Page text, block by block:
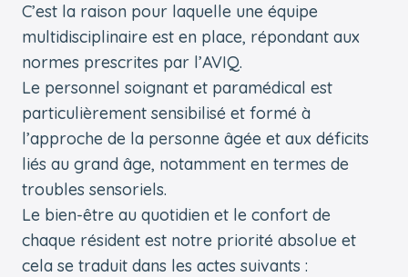
C’est la raison pour laquelle une équipe
multidisciplinaire est en place, répondant aux
normes prescrites par l’AVIQ.
Le personnel soignant et paramédical est
particulièrement sensibilisé et formé à
l’approche de la personne âgée et aux déficits
liés au grand âge, notamment en termes de
troubles sensoriels.
Le bien-être au quotidien et le confort de
chaque résident est notre priorité absolue et
cela se traduit dans les actes suivants :